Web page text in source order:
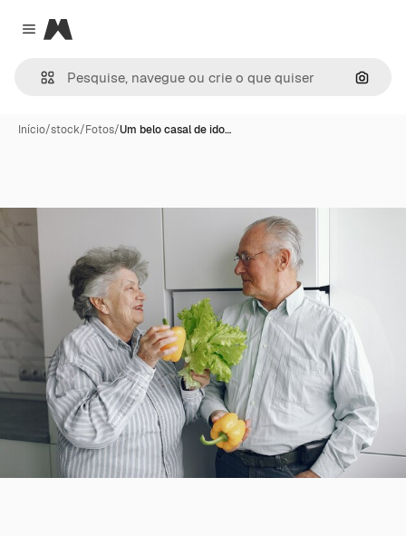
Close menu
Magnific
Início/stock/Fotos/Um belo casal de ido…